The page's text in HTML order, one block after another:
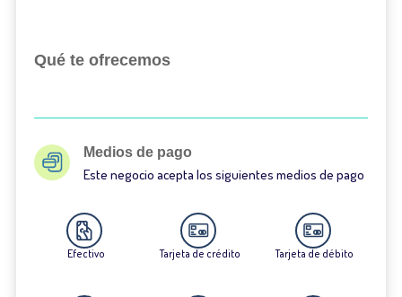
Qué te ofrecemos
Medios de pago
Este negocio acepta los siguientes medios de pago
Efectivo Tarjeta de crédito Tarjeta de débito